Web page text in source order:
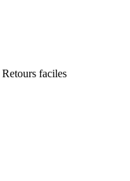
Retours faciles